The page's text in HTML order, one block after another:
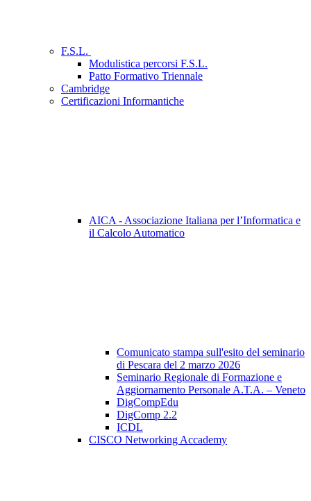
F.S.L.
Modulistica percorsi F.S.L.
Patto Formativo Triennale
Cambridge
Certificazioni Informantiche
AICA - Associazione Italiana per l’Informatica e
il Calcolo Automatico
Comunicato stampa sull'esito del seminario
di Pescara del 2 marzo 2026
Seminario Regionale di Formazione e
Aggiornamento Personale A.T.A. – Veneto
DigCompEdu
DigComp 2.2
ICDL
CISCO Networking Accademy